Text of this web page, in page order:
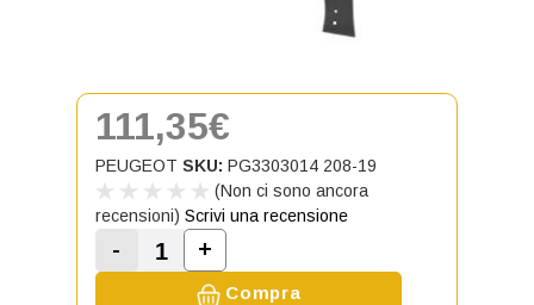
111,35€
PEUGEOT SKU: PG3303014 208-19
(Non ci sono ancora
recensioni) Scrivi una recensione
Diminuisci la quantità di Parafango
-
Aumenta la quantità di Parafango
+
Compra